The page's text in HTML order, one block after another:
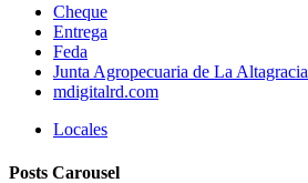
Cheque
Entrega
Feda
Junta Agropecuaria de La Altagracia
mdigitalrd.com
Locales
Posts Carousel